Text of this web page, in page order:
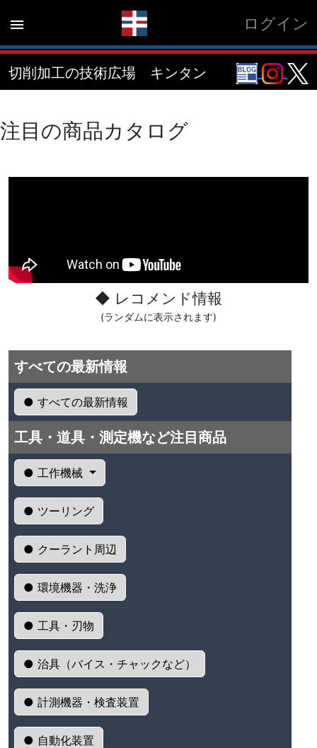
menu ログイン
切削加工の技術広場 キンタン
注目の商品カタログ
◆ レコメンド情報
(ランダムに表示されます)
すべての最新情報
● すべての最新情報
工具・道具・測定機など注目商品
● 工作機械
● ツーリング
● クーラント周辺
● 環境機器・洗浄
● 工具・刃物
● 治具（バイス・チャックなど）
● 計測機器・検査装置
● 自動化装置